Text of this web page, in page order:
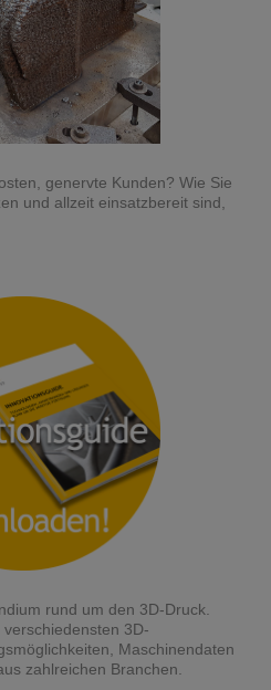
genervte Kunden? Wie Sie
und allzeit einsatzbereit sind,
rund um den 3D-Druck.
3D-
Maschinendaten
zahlreichen Branchen.